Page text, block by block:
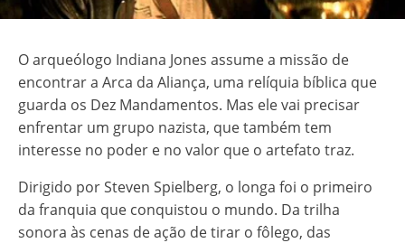
O arqueólogo Indiana Jones assume a missão de
encontrar a Arca da Aliança, uma relíquia bíblica que
guarda os Dez Mandamentos. Mas ele vai precisar
enfrentar um grupo nazista, que também tem
interesse no poder e no valor que o artefato traz.
Dirigido por Steven Spielberg, o longa foi o primeiro
da franquia que conquistou o mundo. Da trilha
sonora às cenas de ação de tirar o fôlego, das